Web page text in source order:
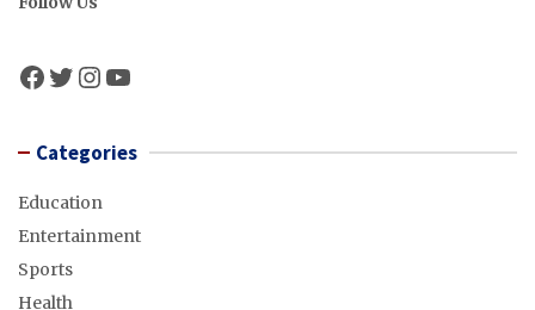
Facebook
Twitter
Instagram
YouTube
Categories
Education
Entertainment
Sports
Health